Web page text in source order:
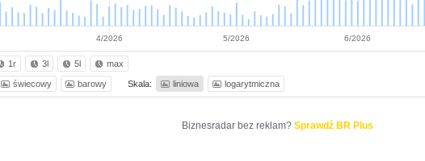
4/2026 5/2026 6/2026
1r 3l 5l max
świecowy barowy Skala: liniowa logarytmiczna
Biznesradar bez reklam? Sprawdź BR Plus